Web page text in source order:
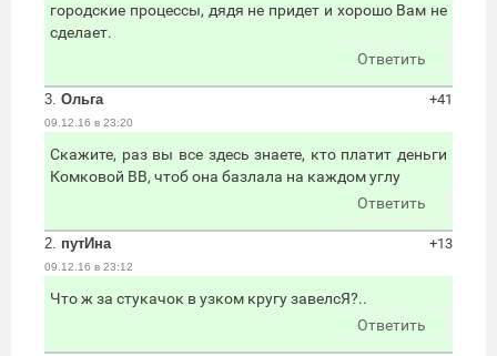
городские процессы, дядя не придет и хорошо Вам не
сделает.
Ответить
3. Ольга
09.12.16 в 23:20
+41
Скажите, раз вы все здесь знаете, кто платит деньги
Комковой ВВ, чтоб она базлала на каждом углу
Ответить
2. путИна
09.12.16 в 23:12
+13
Что ж за стукачок в узком кругу завелсЯ?..
Ответить